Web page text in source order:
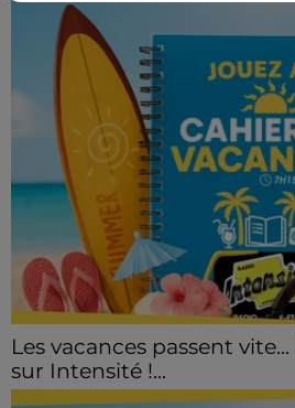
Les vacances passent
sur Intensité !...